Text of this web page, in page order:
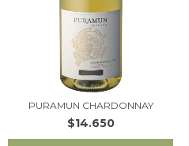
PURAMUN CHARDONNAY
$14.650